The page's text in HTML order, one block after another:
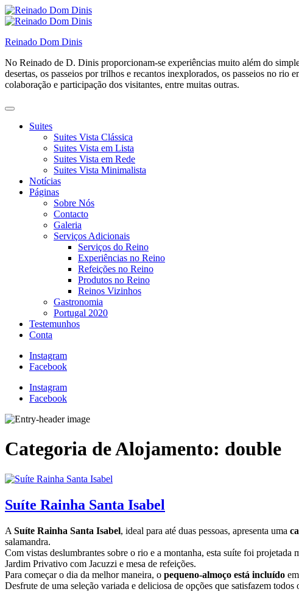
Skip
to
Reinado Dom Dinis
No Reinado de D. Dinis proporcionam-se experiências muito além do
desertas, os passeios por trilhos e recantos inexplorados, os passeios no
colaboração e participação dos visitantes, entre muitas outras.
Suites
Suites Vista Clássica
Suites Vista em Lista
Suites Vista em Rede
Suites Vista Minimalista
Notícias
Páginas
Sobre Nós
Contacto
Galeria
Serviços Adicionais
Serviços do Reino
Experiências no Reino
Refeições no Reino
Produtos no Reino
Reinos Vizinhos
Gastronomia
Portugal 2020
Testemunhos
Conta
Instagram
Facebook
Instagram
Facebook
Categoria de Alojamento: double
Suíte Rainha Santa Isabel
A Suíte Rainha Santa Isabel, ideal para até duas pessoas, apresenta uma
salamandra.
Com vistas deslumbrantes sobre o rio e a montanha, esta suíte foi
Jardim Privativo com Jacuzzi e mesa de refeições.
Para começar o dia da melhor maneira, o pequeno-almoço está incluído
Desfrute de uma seleção variada e deliciosa de opções que satisfazem